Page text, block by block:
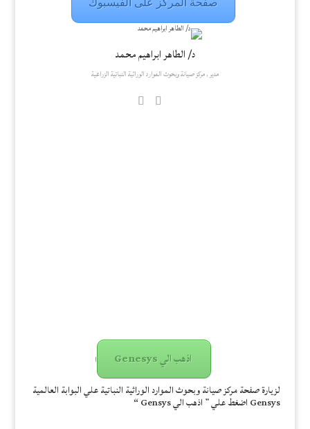
صفحة المركز على الفيسبوك
د/ الطاهر ابراهيم محمد
مدير , مركز صيانة وبحوث الموارد الوراثية النباتية الزراعية
اذهب الي Genesys ا
لزيارة صفحة مركز صيانة وبحوث الموارد الوراثية النباتية علي البوابة العالمية
Gensys اضغط علي ” اذهب الي Gensys “